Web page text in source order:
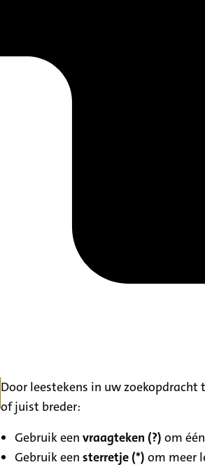
Door leestekens in uw
of juist breder:
Gebruik eenvraagteken (?) om
Gebruik eensterretje (*) om meer